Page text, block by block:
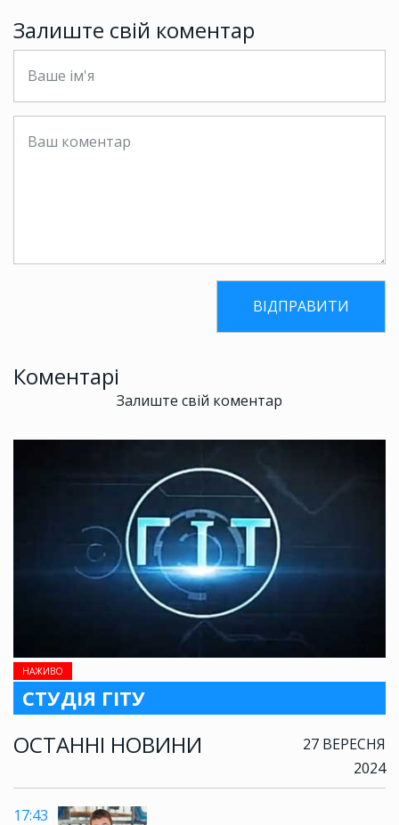
НАЖИВО
СТУДІЯ ГІТУ
ОСТАННІ НОВИНИ
27 ВЕРЕСНЯ
2024
17:43
Залиште свій коментар
Коментарі
Залиште свій коментар